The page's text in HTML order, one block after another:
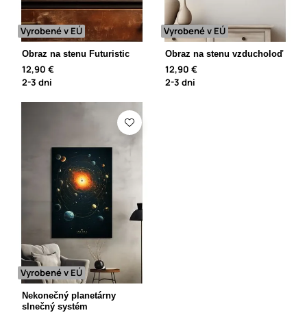
Vyrobené v EÚ
Obraz na stenu Futuristic
12,90 €
2-3 dni
Vyrobené v EÚ
Obraz na stenu vzducholoď
12,90 €
2-3 dni
Vyrobené v EÚ
Nekonečný planetárny
slnečný systém